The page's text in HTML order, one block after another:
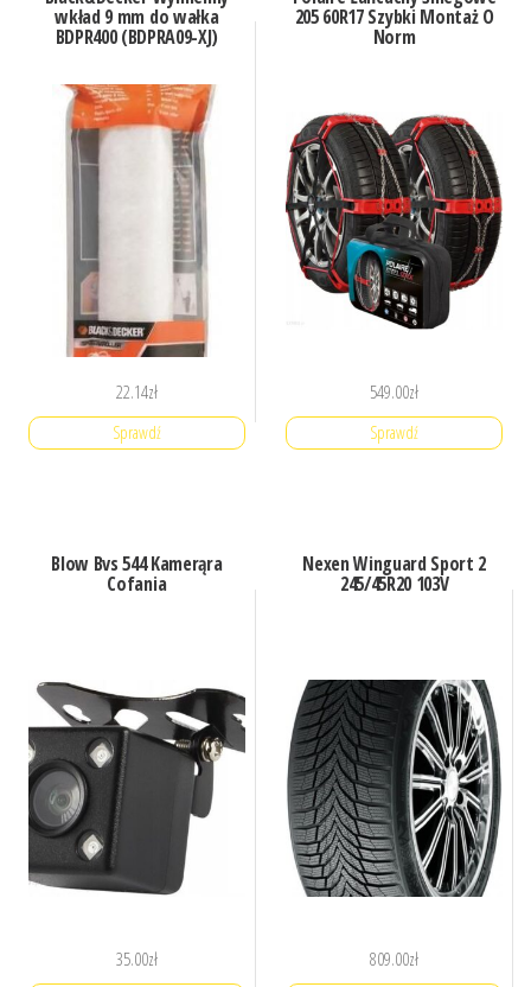
wkład 9 mm do wałka
BDPR400 (BDPRA09-XJ)
22.14zł
Sprawdź
205 60R17 Szybki Montaż O
Norm
549.00zł
Sprawdź
Blow Bvs 544 Kamerąra
Cofania
35.00zł
Nexen Winguard Sport 2
245/45R20 103V
809.00zł